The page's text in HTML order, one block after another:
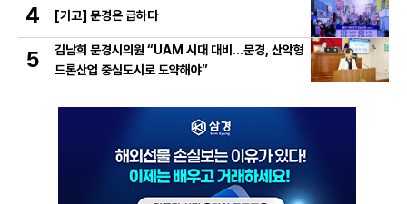
4 [기고] 문경은 급하다
5
김남희 문경시의원 “UAM 시대 대비…문경, 산악형
드론산업 중심도시로 도약해야”